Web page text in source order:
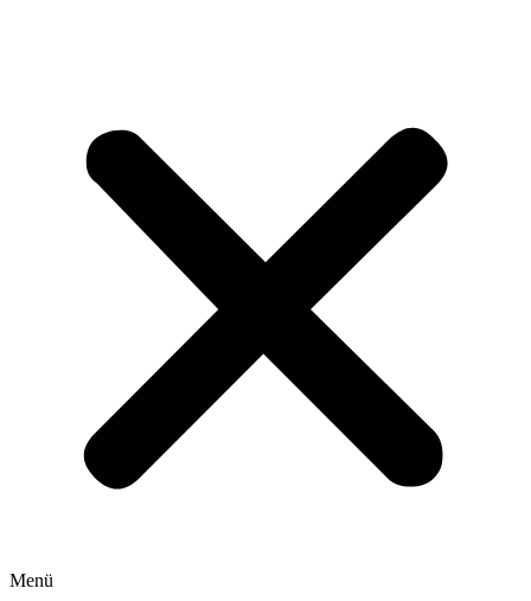
Menü